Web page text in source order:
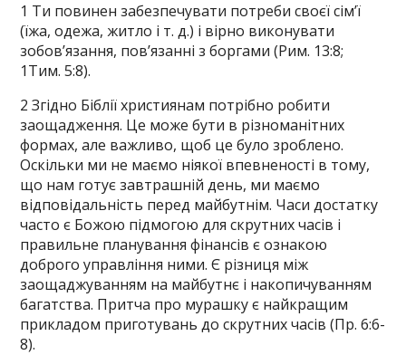
1 Ти повинен забезпечувати потреби своєї сім’ї
(їжа, одежа, житло і т. д.) і вірно виконувати
зобов’язання, пов’язанні з боргами (Рим. 13:8;
1Тим. 5:8).
2 Згідно Біблії християнам потрібно робити
заощадження. Це може бути в різноманітних
формах, але важливо, щоб це було зроблено.
Оскільки ми не маємо ніякої впевненості в тому,
що нам готує завтрашній день, ми маємо
відповідальність перед майбутнім. Часи достатку
часто є Божою підмогою для скрутних часів і
правильне планування фінансів є ознакою
доброго управління ними. Є різниця між
заощаджуванням на майбутнє і накопичуванням
багатства. Притча про мурашку є найкращим
прикладом приготувань до скрутних часів (Пр. 6:6-
8).